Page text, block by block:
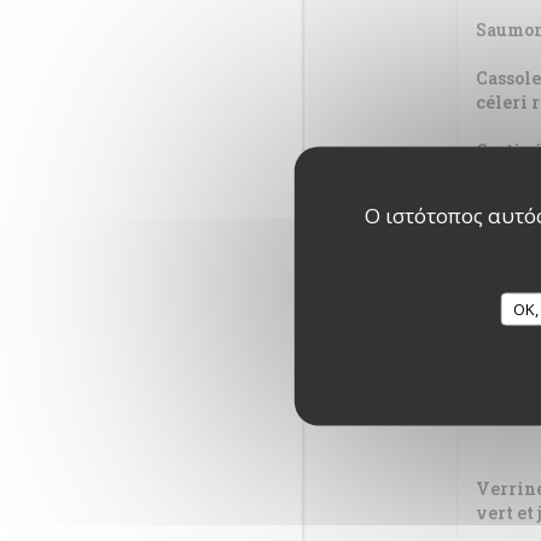
Ο ιστότοπος
céleri
vert et